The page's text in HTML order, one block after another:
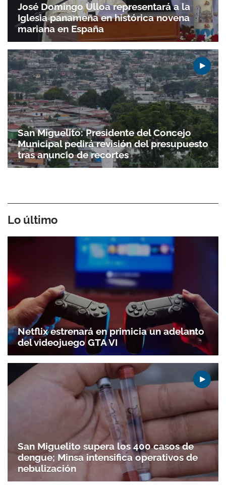
José Domingo Ulloa representará a la
Iglesia panameña en histórica novena
mariana en España
San Miguelito: Presidente del Concejo
Municipal pedirá revisión del presupuesto
tras anuncio de recortes
Lo último
Netflix estrenará en primicia un adelanto
del videojuego GTA VI
San Miguelito supera los 400 casos de
dengue; Minsa intensifica operativos de
nebulización